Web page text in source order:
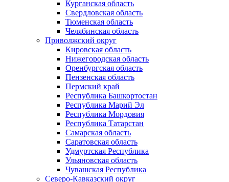
Курганская область
Свердловская область
Тюменская область
Челябинская область
Приволжский округ
Кировская область
Нижегородская область
Оренбургская область
Пензенская область
Пермский край
Республика Башкортостан
Республика Марий Эл
Республика Мордовия
Республика Татарстан
Самарская область
Саратовская область
Удмуртская Республика
Ульяновская область
Чувашская Республика
Северо-Кавказский округ